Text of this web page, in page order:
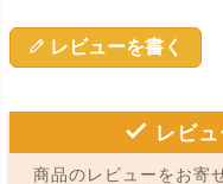
レビューを書く
レビ
商品のレビューをお寄